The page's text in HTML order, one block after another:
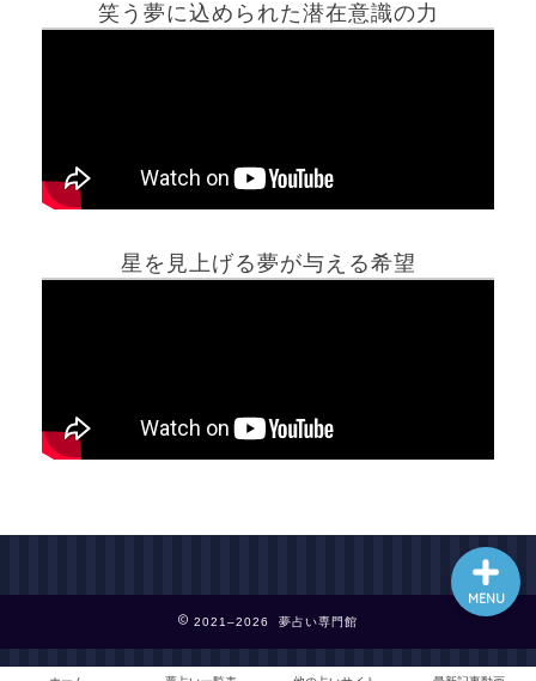
笑う夢に込められた潜在意識の力
星を見上げる夢が与える希望
2021–2026 夢占い専門館
MENU
ホーム
最新記事動画